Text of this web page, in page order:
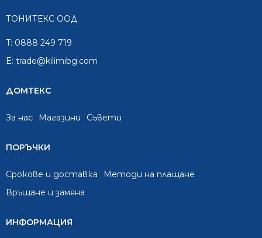
ТОНИТЕКС ООД
T: 0888 249 719
E: trade@kilimibg.com
ДОМТЕКС
За нас Mагазини Съвети
ПОРЪЧКИ
Срокове и доставка
Методи на плащане
Връщане и замяна
ИНФОРМАЦИЯ